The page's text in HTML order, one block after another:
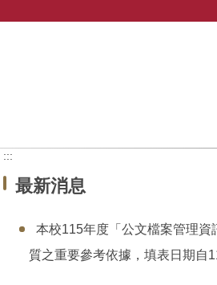
:::
最新消息
本校115年度「公文檔案管理
質之重要參考依據，填表日期自